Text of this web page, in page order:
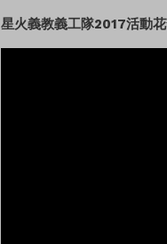
星火義教義工隊2017活動